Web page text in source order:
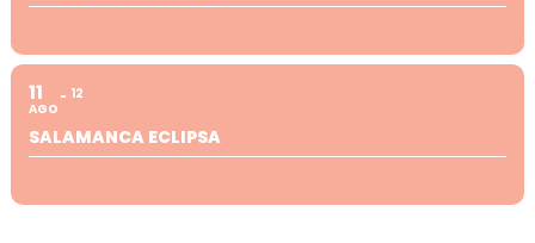
11
AGO
12
SALAMANCA ECLIPSA